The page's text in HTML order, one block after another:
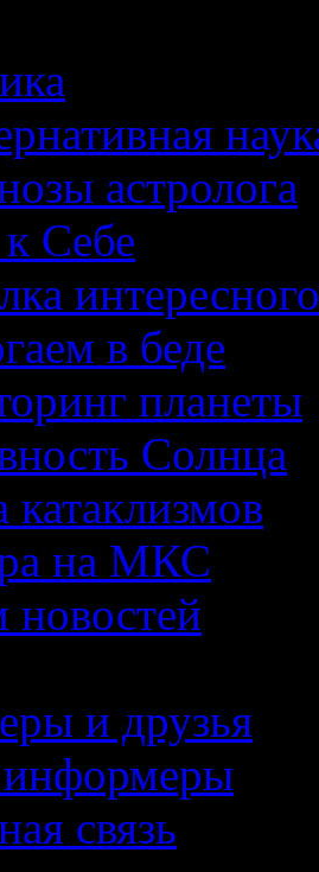
астролога
Себе
интересного
в беде
планеты
Солнца
катаклизмов
на МКС
новостей
и друзья
связь